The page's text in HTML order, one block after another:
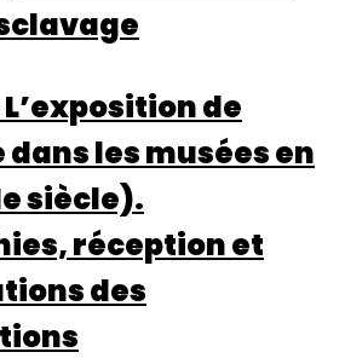
L’exposition de
les musées en
siècle).
réception et
des